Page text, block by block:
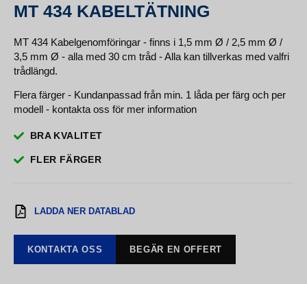
MT 434 KABELTÄTNING
MT 434 Kabelgenomföringar - finns i 1,5 mm Ø / 2,5 mm Ø /
3,5 mm Ø - alla med 30 cm tråd - Alla kan tillverkas med valfri
trådlängd.
Flera färger - Kundanpassad från min. 1 låda per färg och per
modell - kontakta oss för mer information
BRA KVALITET
FLER FÄRGER
LADDA NER DATABLAD
KONTAKTA OSS BEGÄR EN OFFERT